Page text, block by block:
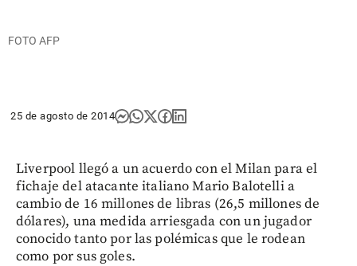
FOTO AFP
25 de agosto de 2014
Liverpool llegó a un acuerdo con el Milan para el
fichaje del atacante italiano Mario Balotelli a
cambio de 16 millones de libras (26,5 millones de
dólares), una medida arriesgada con un jugador
conocido tanto por las polémicas que le rodean
como por sus goles.